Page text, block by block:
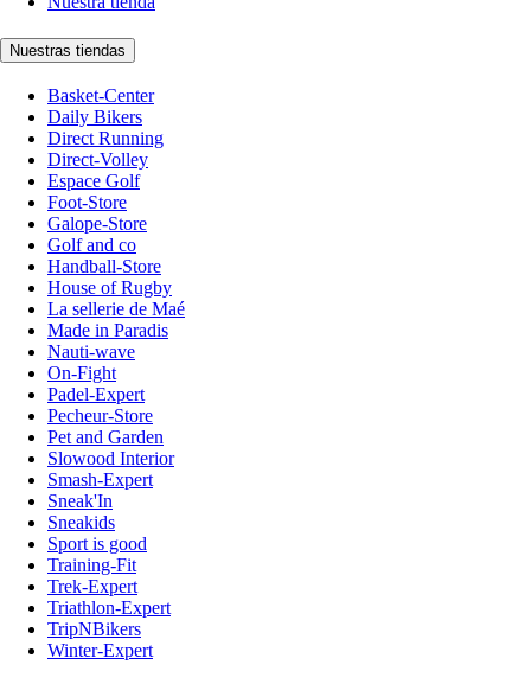
Nuestras tiendas
Basket-Center
Daily Bikers
Direct Running
Direct-Volley
Espace Golf
Foot-Store
Galope-Store
Golf and co
Handball-Store
House of Rugby
La sellerie de Maé
Made in Paradis
Nauti-wave
On-Fight
Padel-Expert
Pecheur-Store
Pet and Garden
Slowood Interior
Smash-Expert
Sneak'In
Sneakids
Sport is good
Training-Fit
Trek-Expert
Triathlon-Expert
TripNBikers
Winter-Expert